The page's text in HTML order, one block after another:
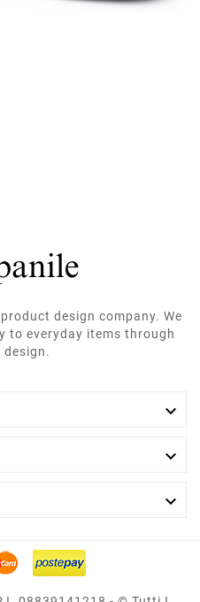
design company. We
to everyday items through


